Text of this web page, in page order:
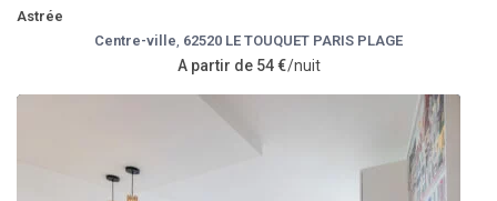
Astrée
Centre-ville 62520 LE TOUQUET PARIS PLAGE
A partir de 54 €/nuit